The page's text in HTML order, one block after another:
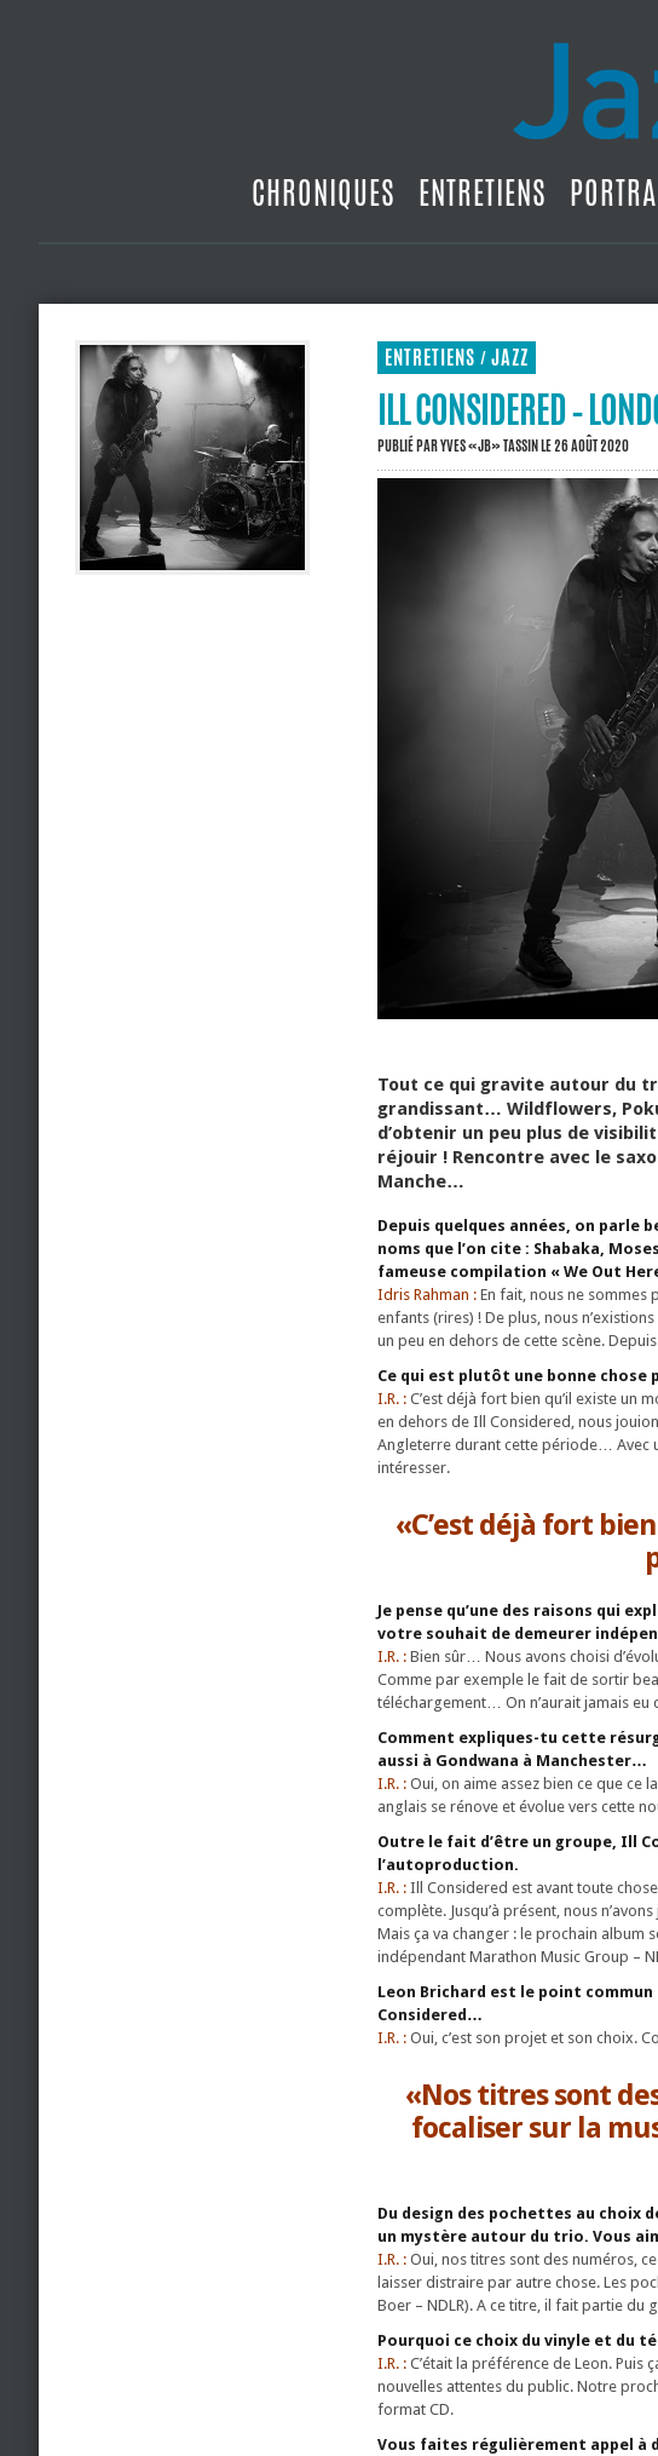
CHRONIQUES ENTRETIENS
ENTRETIENS / JAZZ
ILL CONSIDERED –
PUBLIÉ PARYVES «JB» TASSINLE 26 AOÛT 2020
Tout ce qui gravite autour du
grandissant… Wildflowers,
d’obtenir un peu plus de
réjouir ! Rencontre avec le
Manche…
Depuis quelques années, on parle
noms que l’on cite : Shabaka,
fameuse compilation « We Out
Idris Rahman : En fait, nous ne
enfants (rires) ! De plus, nous
un peu en dehors de cette scène.
Ce qui est plutôt une bonne chose
I.R. : C’est déjà fort bien qu’il existe un
en dehors de Ill Considered, nous
Angleterre durant cette période… Avec
intéresser.
«C’est déjà fort
Je pense qu’une des raisons qui
votre souhait de demeurer
I.R. : Bien sûr… Nous avons choisi
Comme par exemple le fait de sortir
téléchargement… On n’aurait jamais
Comment expliques-tu cette
aussi à Gondwana à Manchester…
I.R. : Oui, on aime assez bien ce que ce
anglais se rénove et évolue vers cette
Outre le fait d’être un groupe, Ill
l’autoproduction.
I.R. : Ill Considered est avant toute
complète. Jusqu’à présent, nous
Mais ça va changer : le prochain album
indépendant Marathon Music Group –
Leon Brichard est le point
Considered…
I.R. : Oui, c’est son projet et son choix.
«Nos titres sont
focaliser sur la
Du design des pochettes au choix
un mystère autour du trio. Vous
I.R. : Oui, nos titres sont des numéros,
laisser distraire par autre chose. Les
Boer – NDLR). A ce titre, il fait partie du
Pourquoi ce choix du vinyle et du
I.R. : C’était la préférence de Leon. Puis
nouvelles attentes du public. Notre
format CD.
Vous faites régulièrement appel à